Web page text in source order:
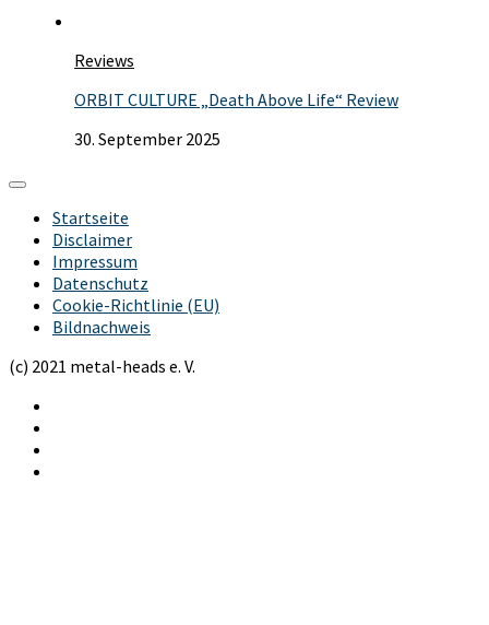
Reviews
ORBIT CULTURE „Death Above Life“ Review
30. September 2025
Startseite
Disclaimer
Impressum
Datenschutz
Cookie-Richtlinie (EU)
Bildnachweis
(c) 2021 metal-heads e. V.